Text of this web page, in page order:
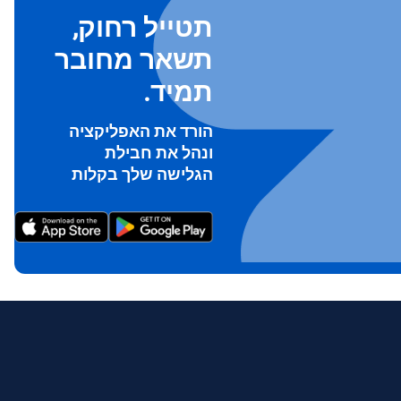
To
in
תטייל רחוק,
תשאר מחובר
תמיד.
הורד את האפליקציה
ונהל את חבילת
הגלישה שלך בקלות